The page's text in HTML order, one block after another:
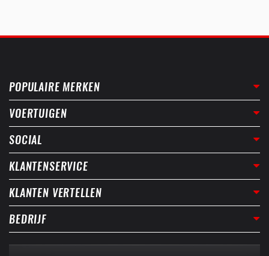
POPULAIRE MERKEN
VOERTUIGEN
SOCIAL
KLANTENSERVICE
KLANTEN VERTELLEN
BEDRIJF